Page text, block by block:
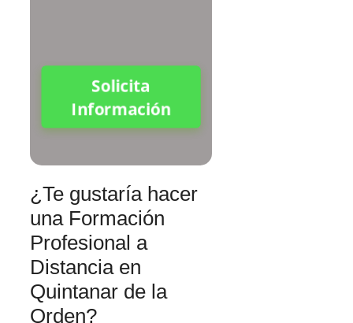
Solicita
Información
¿Te gustaría hacer
una Formación
Profesional a
Distancia en
Quintanar de la
Orden?